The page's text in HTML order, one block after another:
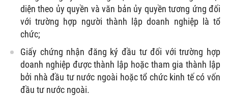
diện theo ủy quyền và văn bản ủy quyền tương ứng đối
với trường hợp người thành lập doanh nghiệp là tổ
chức;
Giấy chứng nhận đăng ký đầu tư đối với trường hợp
doanh nghiệp được thành lập hoặc tham gia thành lập
bởi nhà đầu tư nước ngoài hoặc tổ chức kinh tế có vốn
đầu tư nước ngoài.